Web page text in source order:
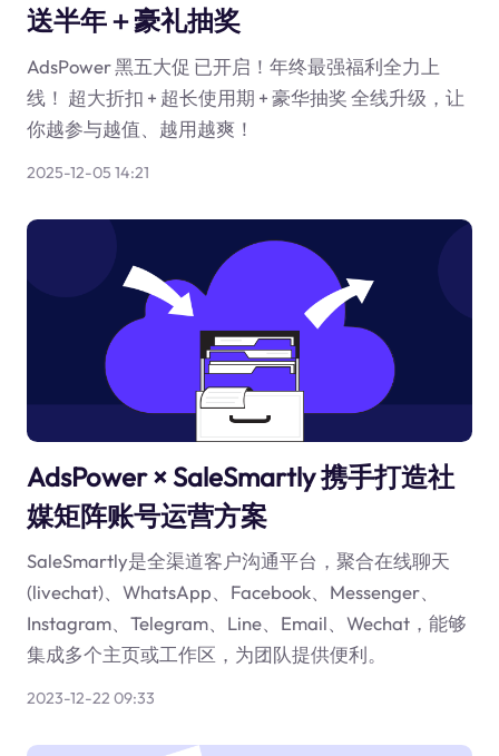
送半年＋豪礼抽奖
AdsPower 黑五大促 已开启！年终最强福利全力上
线！ 超大折扣 + 超长使用期 + 豪华抽奖 全线升级，让
你越参与越值、越用越爽！
2025-12-05 14:21
AdsPower × SaleSmartly 携手打造社
媒矩阵账号运营方案
SaleSmartly是全渠道客户沟通平台，聚合在线聊天
(livechat)、WhatsApp、Facebook、Messenger、
Instagram、Telegram、Line、Email、Wechat，能够
集成多个主页或工作区，为团队提供便利。
2023-12-22 09:33